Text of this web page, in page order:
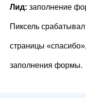
Лид: заполнение
Пиксель
страницы
заполнения формы.